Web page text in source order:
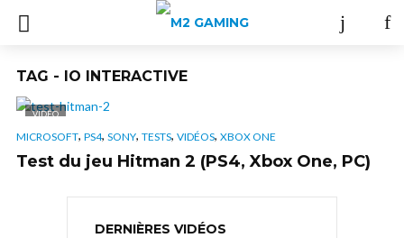
TAG - IO INTERACTIVE
VIDÉO
MICROSOFT, PS4, SONY, TESTS, VIDÉOS, XBOX ONE
Test du jeu Hitman 2 (PS4, Xbox One, PC)
DERNIÈRES VIDÉOS